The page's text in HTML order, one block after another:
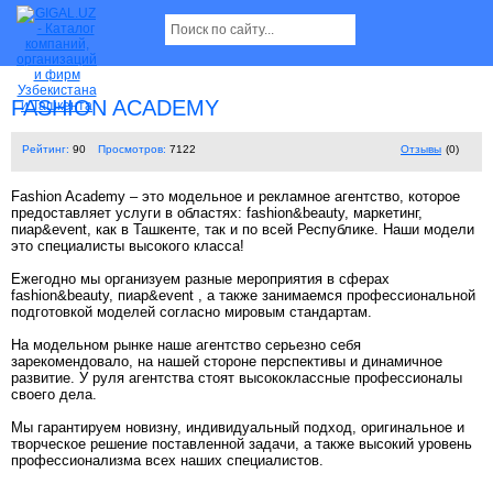
FASHION ACADEMY
Рейтинг: 90 Просмотров: 7122 Отзывы (0)
Fashion Academy – это модельное и рекламное агентство, которое
предоставляет услуги в областях: fashion&beauty, маркетинг,
пиар&event, как в Ташкенте, так и по всей Республике. Наши модели
это специалисты высокого класса!
Ежегодно мы организуем разные мероприятия в сферах
fashion&beauty, пиар&event , а также занимаемся профессиональной
подготовкой моделей согласно мировым стандартам.
На модельном рынке наше агентство серьезно себя
зарекомендовало, на нашей стороне перспективы и динамичное
развитие. У руля агентства стоят высококлассные профессионалы
своего дела.
Мы гарантируем новизну, индивидуальный подход, оригинальное и
творческое решение поставленной задачи, а также высокий уровень
профессионализма всех наших специалистов.